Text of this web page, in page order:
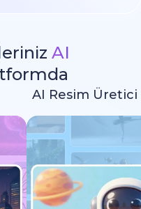
AI
AI Resim Üretici